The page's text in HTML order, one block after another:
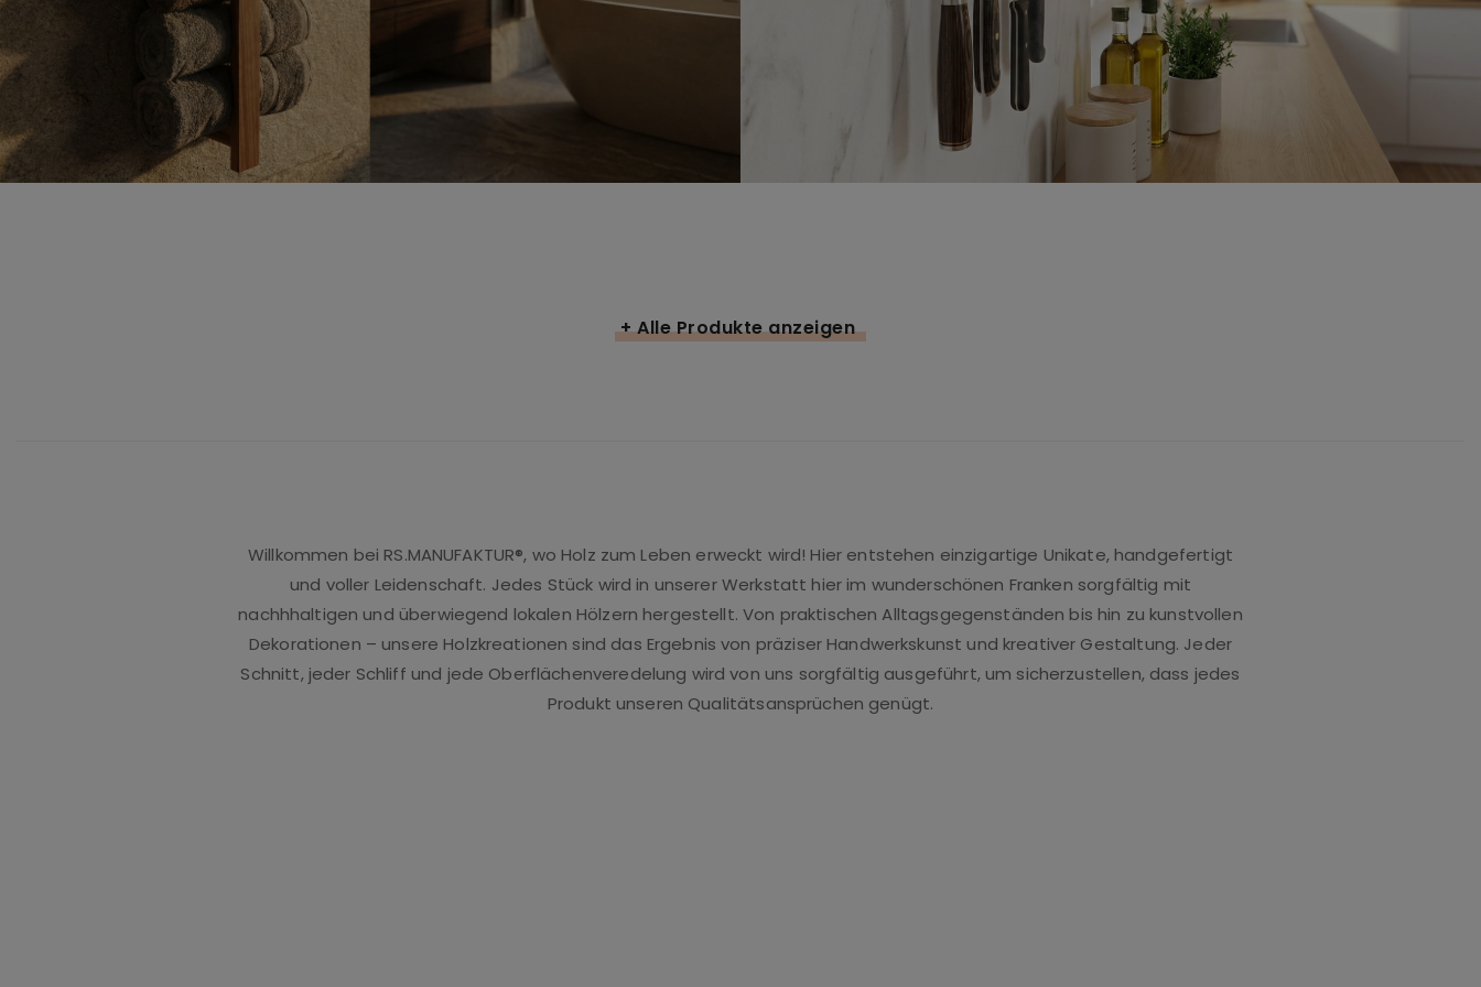
+ Alle Produkte anzeigen
Willkommen bei RS.MANUFAKTUR®, wo Holz zum Leben erweckt wird! Hier entstehen einzigartige Unikate, handgefertigt
und voller Leidenschaft. Jedes Stück wird in unserer Werkstatt hier im wunderschönen Franken sorgfältig mit
nachhhaltigen und überwiegend lokalen Hölzern hergestellt. Von praktischen Alltagsgegenständen bis hin zu kunstvollen
Dekorationen – unsere Holzkreationen sind das Ergebnis von präziser Handwerkskunst und kreativer Gestaltung. Jeder
Schnitt, jeder Schliff und jede Oberflächenveredelung wird von uns sorgfältig ausgeführt, um sicherzustellen, dass jedes
Produkt unseren Qualitätsansprüchen genügt.